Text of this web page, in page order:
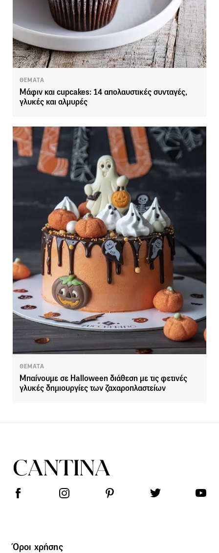
ΘΕΜΑΤΑ
Μάφιν και cupcakes: 14 απολαυστικές συνταγές,
γλυκές και αλμυρές
ΘΕΜΑΤΑ
Μπαίνουμε σε Halloween διάθεση με τις φετινές
γλυκές δημιουργίες των ζαχαροπλαστείων
Όροι χρήσης